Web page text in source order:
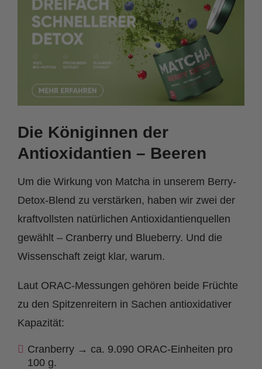
Die Königinnen der
Antioxidantien – Beeren
Um die Wirkung von Matcha in unserem Berry-
Detox-Blend zu verstärken, haben wir zwei der
kraftvollsten natürlichen Antioxidantienquellen
gewählt – Cranberry und Blueberry. Und die
Wissenschaft zeigt klar, warum.
Laut ORAC-Messungen gehören beide Früchte
zu den Spitzenreitern in Sachen antioxidativer
Kapazität:
Cranberry → ca. 9.090 ORAC-Einheiten pro
100 g.